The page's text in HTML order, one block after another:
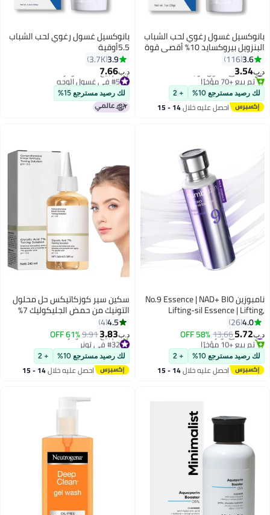
بانوكسيل غسول رغوي لحب الشباب
البنزويل بيروكسايد 10% أقصى قوة
حجم مناسب للسفر
3.6
116
د.ب‏3.54
#31 في غسول الوجه
تم بيع +70 مؤخرًا
#31 في غسول الوجه
لك رصيد مسترجع 10% + 2
احصل عليه خلال 14 - 15
بانوكسيل غسول رغوي لحب الشباب
5.5أوقية
3.9
3.7K
د.ب‏7.66
#5 في غسول الوجه
بتخلّص بسرعة
تم بيع +800 مؤخرًا
#5 في غسول الوجه
لك رصيد مسترجع 15%
نامبوزين No.9 Essence | NAD+ BIO
Lifting-sil Essence | Lifting,
Firming, Wrinkles, Fine Lines,
Elasticity | Peptides, NAD+ | Serum
for Aging, Dull Skin | 30ml
4.0
26
د.ب‏5.72
13.66
58% OFF #19 في تونر
تم بيع +10 مؤخرًا
#19 في تونر
لك رصيد مسترجع 10% + 2
احصل عليه خلال 14 - 15
سكين سير كوزكاتيكس حل محلول
التونيك من حمض الجليكوليك 7%
100 مل لتصغير المسام والتحكم
في الزيوت وإزالة حب الشباب وإعادة
ترطيب البشرة
4.5
4
د.ب‏3.83
9.91
61% OFF #32 في تونر
بتخلّص بسرعة
تم بيع +10 مؤخرًا
#32 في تونر
لك رصيد مسترجع 10% + 2
احصل عليه خلال 14 - 15